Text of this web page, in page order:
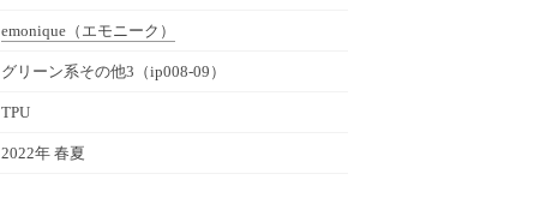
emonique （エモニーク）
グリーン系その他3（ip008-09）
TPU
2022年 春夏